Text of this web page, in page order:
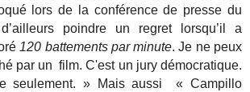
lors de la conférence de presse du
poindre un regret lorsqu’il a
120 battements par minute. Je ne peux
par un film. C'est un jury démocratique.
seulement. » Mais aussi « Campillo